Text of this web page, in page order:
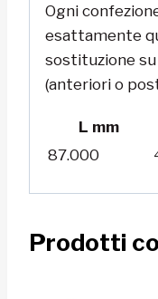
Ogni
esattamente
sostituzione
(anteriori o
L mm
87.000
Prodotti